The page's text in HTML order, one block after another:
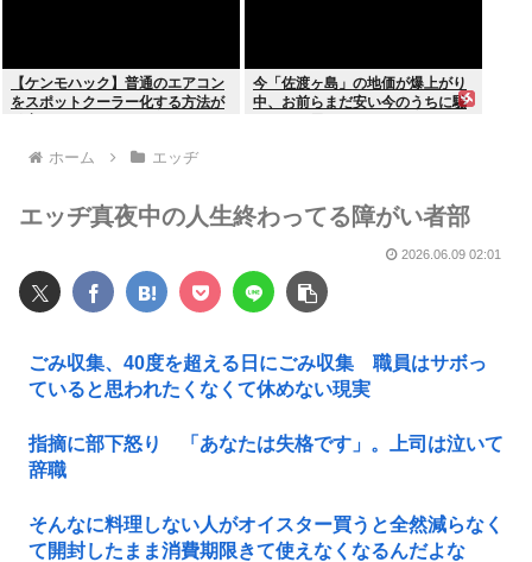
【ケンモハック】普通のエアコン
をスポットクーラー化する方法が
今「佐渡ヶ島」の地価が爆上がり
中、お前らまだ安い今のうちに騙
ホーム エッヂ
エッヂ真夜中の人生終わってる障がい者部
2026.06.09 02:01
ごみ収集、40度を超える日にごみ収集 職員はサボっ
ていると思われたくなくて休めない現実
指摘に部下怒り 「あなたは失格です」。上司は泣いて
辞職
そんなに料理しない人がオイスター買うと全然減らなく
て開封したまま消費期限きて使えなくなるんだよな